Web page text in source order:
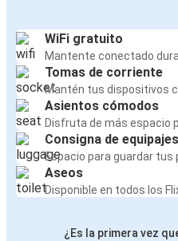
WiFi gratuito
Mantente conectado
Tomas de corriente
Mantén tus dispositivos
Asientos cómodos
Disfruta de más espacio
Consigna de equipajes
Espacio para guardar
Aseos
Disponible en todos los
¿Es la primera vez